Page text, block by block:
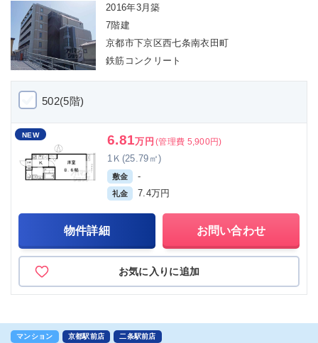
2016年3月築
7階建
京都市下京区西七条南衣田町
鉄筋コンクリート
502(5階)
NEW 6.81万円 (管理費 5,900円)
1Ｋ(25.79㎡)
敷金 -
礼金 7.4万円
物件詳細 お問い合わせ
お気に入りに追加
マンション 京都駅前店 二条駅前店